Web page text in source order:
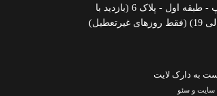
خوانساری - راه‎پله سمت چپ - طبقه اول - پلاک 6 (بازدید با
به دارک لایت
و سئو